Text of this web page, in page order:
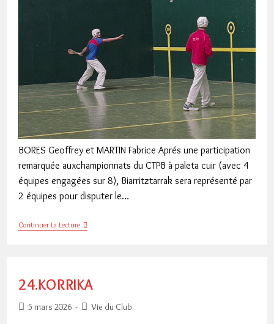
BORES Geoffrey et MARTIN Fabrice Aprés une participation
remarquée auxchampionnats du CTPB à paleta cuir (avec 4
équipes engagées sur 8), Biarritztarrak sera représenté par
2 équipes pour disputer le…
Continuer La LectureChampionnat
24.KORRIKA
Publication
5 mars 2026
PostVie du Club